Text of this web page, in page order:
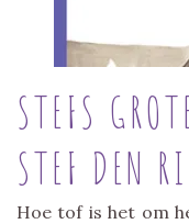
STEFS
STEF DEN
Hoe tof is het om